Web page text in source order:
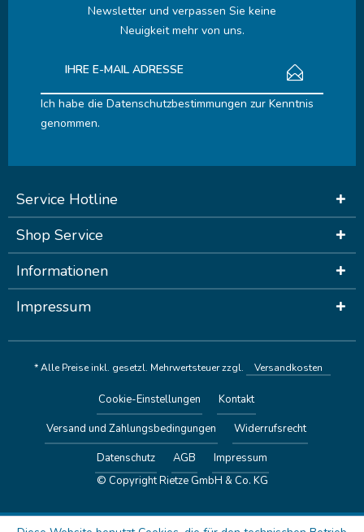
Newsletter und verpassen Sie keine
Neuigkeit mehr von uns.
Ich habe die Datenschutzbestimmungen zur Kenntnis
genommen.
Service Hotline
Shop Service
Informationen
Impressum
* Alle Preise inkl. gesetzl. Mehrwertsteuer zzgl. Versandkosten
Cookie-Einstellungen
Kontakt
Versand und Zahlungsbedingungen
Widerrufsrecht
Datenschutz
AGB
Impressum
© Copyright Rietze GmbH & Co. KG